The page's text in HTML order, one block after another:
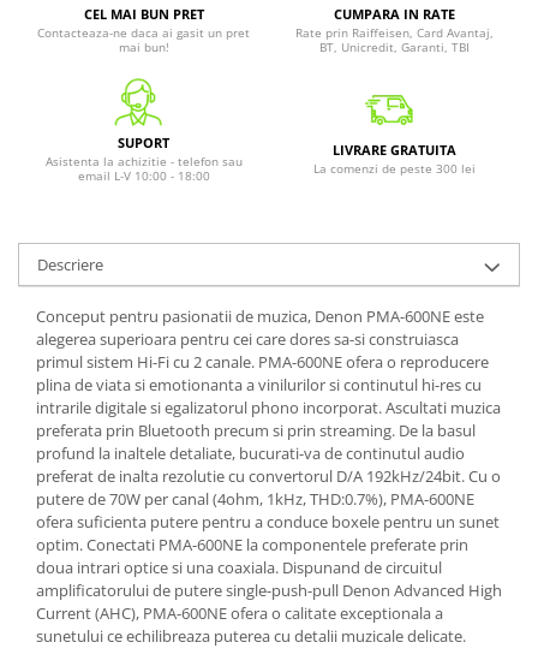
CEL MAI BUN PRET
Contacteaza-ne daca ai gasit un pret
mai bun!
CUMPARA IN RATE
Rate prin Raiffeisen, Card Avantaj,
BT, Unicredit, Garanti, TBI
SUPORT
Asistenta la achizitie - telefon sau
email L-V 10:00 - 18:00
LIVRARE GRATUITA
La comenzi de peste 300 lei
Descriere
Conceput pentru pasionatii de muzica, Denon PMA-600NE este
alegerea superioara pentru cei care dores sa-si construiasca
primul sistem Hi-Fi cu 2 canale. PMA-600NE ofera o reproducere
plina de viata si emotionanta a vinilurilor si continutul hi-res cu
intrarile digitale si egalizatorul phono incorporat. Ascultati muzica
preferata prin Bluetooth precum si prin streaming. De la basul
profund la inaltele detaliate, bucurati-va de continutul audio
preferat de inalta rezolutie cu convertorul D/A 192kHz/24bit. Cu o
putere de 70W per canal (4ohm, 1kHz, THD:0.7%), PMA-600NE
ofera suficienta putere pentru a conduce boxele pentru un sunet
optim. Conectati PMA-600NE la componentele preferate prin
doua intrari optice si una coaxiala. Dispunand de circuitul
amplificatorului de putere single-push-pull Denon Advanced High
Current (AHC), PMA-600NE ofera o calitate exceptionala a
sunetului ce echilibreaza puterea cu detalii muzicale delicate.